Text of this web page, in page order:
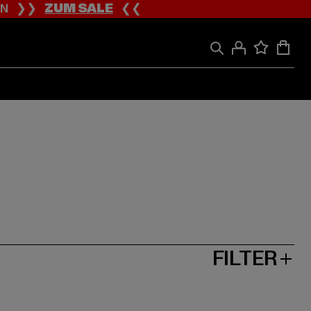
❯❯ZUM SALE❮❮
FILTER